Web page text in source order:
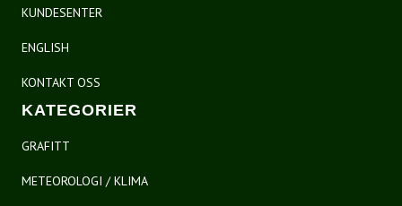
KUNDESENTER
ENGLISH
KONTAKT OSS
KATEGORIER
GRAFITT
METEOROLOGI / KLIMA